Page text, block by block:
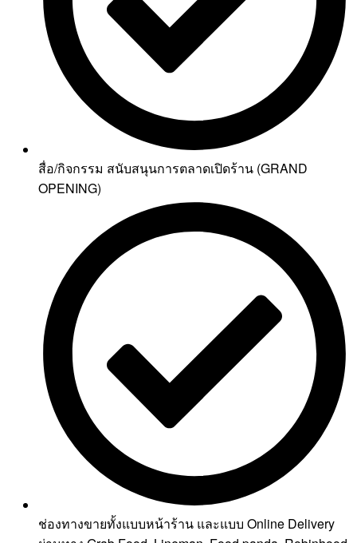
สื่อ/กิจกรรม สนับสนุนการตลาดเปิดร้าน (GRAND
OPENING)
ช่องทางขายทั้งแบบหน้าร้าน และแบบ Online Delivery